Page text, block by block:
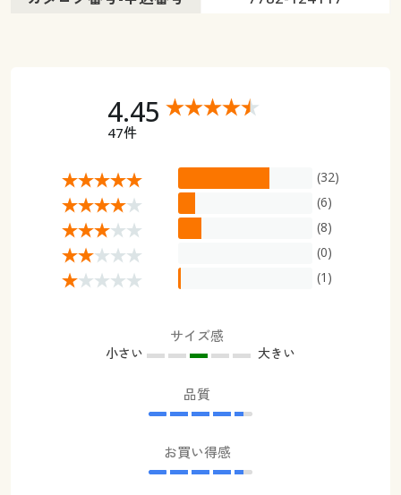
4.45
47件
(32)
(6)
(8)
(0)
(1)
サイズ感
小さい 大きい
品質
お買い得感